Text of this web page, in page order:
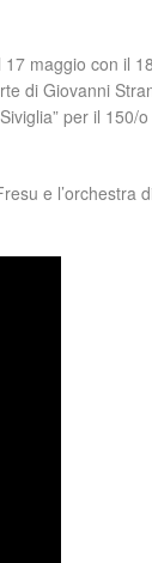
maggio con il
di Giovanni
per il 150/
e l’orchestra